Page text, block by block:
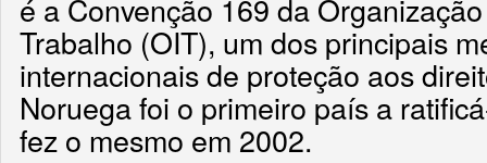
é a Convenção 169 da
Trabalho (OIT), um dos principais
internacionais de proteção aos
Noruega foi o primeiro país a
fez o mesmo em 2002.